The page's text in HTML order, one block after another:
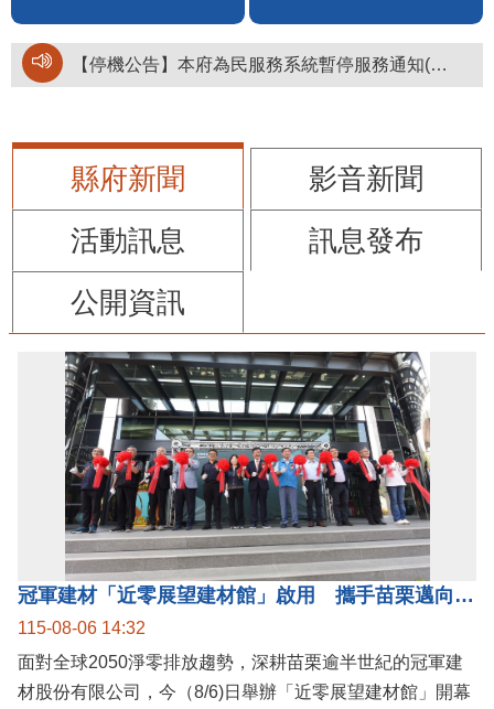
【停機公告】本府為民服務系統暫停服務通知(停止服務時間：115年8月6日17時至19時)
縣府新聞
影音新聞
活動訊息
訊息發布
公開資訊
冠軍建材「近零展望建材館」啟用 攜手苗栗邁向低碳建築新未來
115-08-06 14:32
面對全球2050淨零排放趨勢，深耕苗栗逾半世紀的冠軍建
材股份有限公司，今（8/6)日舉辦「近零展望建材館」開幕